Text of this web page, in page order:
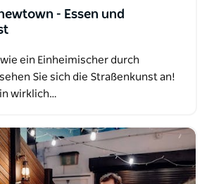
- Essen und
wie ein Einheimischer durch
Sie sich die Straßenkunst an!
wirklich…